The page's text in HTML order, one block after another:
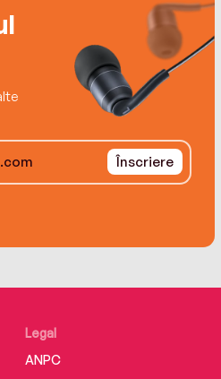
Înscriere
Legal
ANPC